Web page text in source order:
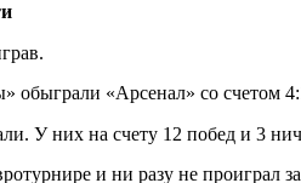
«Арсенал» со счетом
У них на счету 12 побед и 3
и ни разу не проиграл